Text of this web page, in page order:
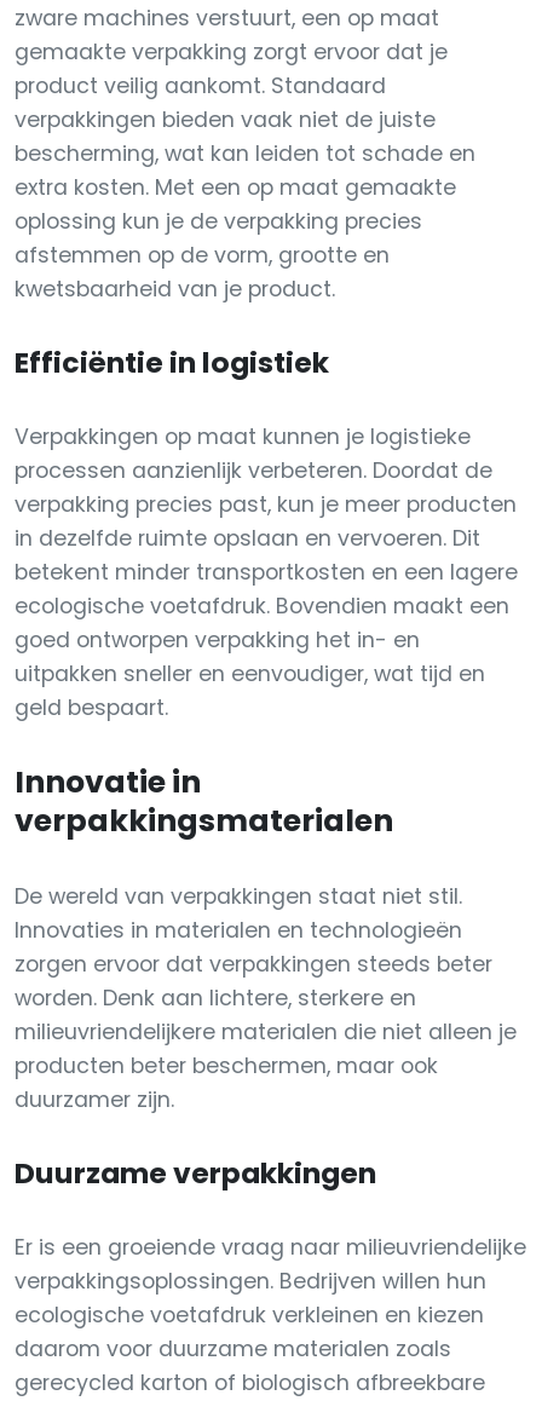
zware machines verstuurt, een op maat
gemaakte verpakking zorgt ervoor dat je
product veilig aankomt. Standaard
verpakkingen bieden vaak niet de juiste
bescherming, wat kan leiden tot schade en
extra kosten. Met een op maat gemaakte
oplossing kun je de verpakking precies
afstemmen op de vorm, grootte en
kwetsbaarheid van je product.
Efficiëntie in logistiek
Verpakkingen op maat kunnen je logistieke
processen aanzienlijk verbeteren. Doordat de
verpakking precies past, kun je meer producten
in dezelfde ruimte opslaan en vervoeren. Dit
betekent minder transportkosten en een lagere
ecologische voetafdruk. Bovendien maakt een
goed ontworpen verpakking het in- en
uitpakken sneller en eenvoudiger, wat tijd en
geld bespaart.
Innovatie in
verpakkingsmaterialen
De wereld van verpakkingen staat niet stil.
Innovaties in materialen en technologieën
zorgen ervoor dat verpakkingen steeds beter
worden. Denk aan lichtere, sterkere en
milieuvriendelijkere materialen die niet alleen je
producten beter beschermen, maar ook
duurzamer zijn.
Duurzame verpakkingen
Er is een groeiende vraag naar milieuvriendelijke
verpakkingsoplossingen. Bedrijven willen hun
ecologische voetafdruk verkleinen en kiezen
daarom voor duurzame materialen zoals
gerecycled karton of biologisch afbreekbare